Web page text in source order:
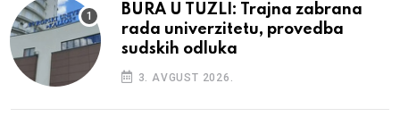
BURA U TUZLI: Trajna zabrana
rada univerzitetu, provedba
sudskih odluka
3. AVGUST 2026.